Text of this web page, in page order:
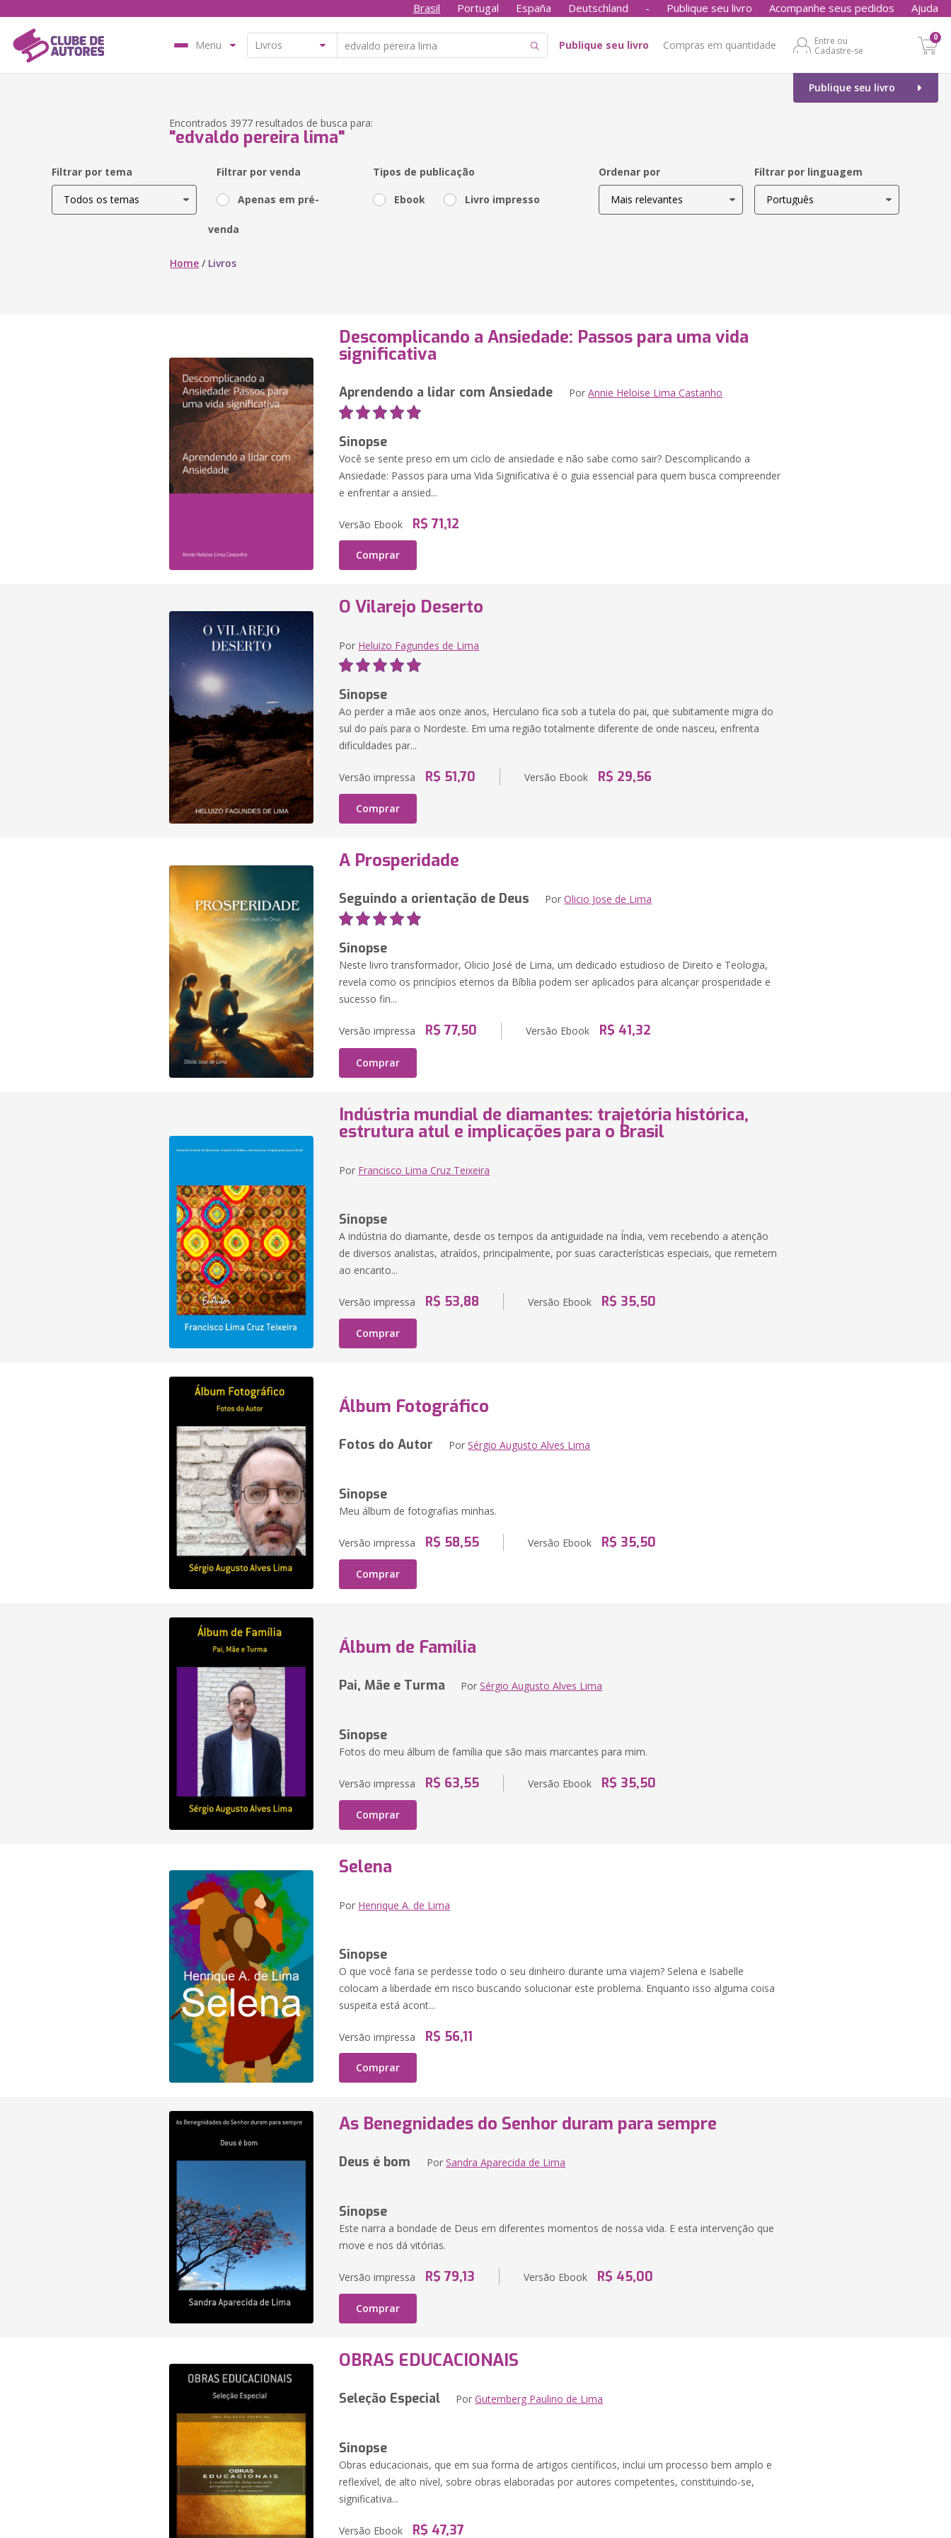
Brasil Portugal España Deutschland - Publique seu livro Acompanhe seus pedidos Ajuda
Menu Publique seu livro Compras em quantidade
Entre ou
Cadastre-se
0
Publique seu livro
Encontrados 3977 resultados de busca para:
"edvaldo pereira lima"
Filtrar por tema Filtrar por venda
Apenas em pré-
venda
Tipos de publicação
Ebook Livro impresso
Ordenar por Filtrar por linguagem
Home / Livros
Descomplicando a Ansiedade: Passos para uma vida
significativa
Aprendendo a lidar com Ansiedade PorAnnie Heloise Lima Castanho
Sinopse
Você se sente preso em um ciclo de ansiedade e não sabe como sair? Descomplicando a
Ansiedade: Passos para uma Vida Significativa é o guia essencial para quem busca compreender
e enfrentar a ansied...
Versão Ebook R$ 71,12
Comprar
O Vilarejo Deserto
Por Heluizo Fagundes de Lima
Sinopse
Ao perder a mãe aos onze anos, Herculano fica sob a tutela do pai, que subitamente migra do
sul do país para o Nordeste. Em uma região totalmente diferente de onde nasceu, enfrenta
dificuldades par...
Versão impressa R$ 51,70 Versão Ebook R$ 29,56
Comprar
A Prosperidade
Seguindo a orientação de Deus PorOlicio Jose de Lima
Sinopse
Neste livro transformador, Olicio José de Lima, um dedicado estudioso de Direito e Teologia,
revela como os princípios eternos da Bíblia podem ser aplicados para alcançar prosperidade e
sucesso fin...
Versão impressa R$ 77,50 Versão Ebook R$ 41,32
Comprar
Indústria mundial de diamantes: trajetória histórica,
estrutura atul e implicações para o Brasil
Por Francisco Lima Cruz Teixeira
Sinopse
A indústria do diamante, desde os tempos da antiguidade na Índia, vem recebendo a atenção
de diversos analistas, atraídos, principalmente, por suas características especiais, que remetem
ao encanto...
Versão impressa R$ 53,88 Versão Ebook R$ 35,50
Comprar
Álbum Fotográfico
Fotos do Autor PorSérgio Augusto Alves Lima
Sinopse
Meu álbum de fotografias minhas.
Versão impressa R$ 58,55 Versão Ebook R$ 35,50
Comprar
Álbum de Família
Pai, Mãe e Turma PorSérgio Augusto Alves Lima
Sinopse
Fotos do meu álbum de família que são mais marcantes para mim.
Versão impressa R$ 63,55 Versão Ebook R$ 35,50
Comprar
Selena
Por Henrique A. de Lima
Sinopse
O que você faria se perdesse todo o seu dinheiro durante uma viajem? Selena e Isabelle
colocam a liberdade em risco buscando solucionar este problema. Enquanto isso alguma coisa
suspeita está acont...
Versão impressa R$ 56,11
Comprar
As Benegnidades do Senhor duram para sempre
Deus é bom PorSandra Aparecida de Lima
Sinopse
Este narra a bondade de Deus em diferentes momentos de nossa vida. E esta intervenção que
move e nos dá vitórias.
Versão impressa R$ 79,13 Versão Ebook R$ 45,00
Comprar
OBRAS EDUCACIONAIS
Seleção Especial PorGutemberg Paulino de Lima
Sinopse
Obras educacionais, que em sua forma de artigos científicos, inclui um processo bem amplo e
reflexível, de alto nível, sobre obras elaboradas por autores competentes, constituindo-se,
significativa...
Versão Ebook R$ 47,37